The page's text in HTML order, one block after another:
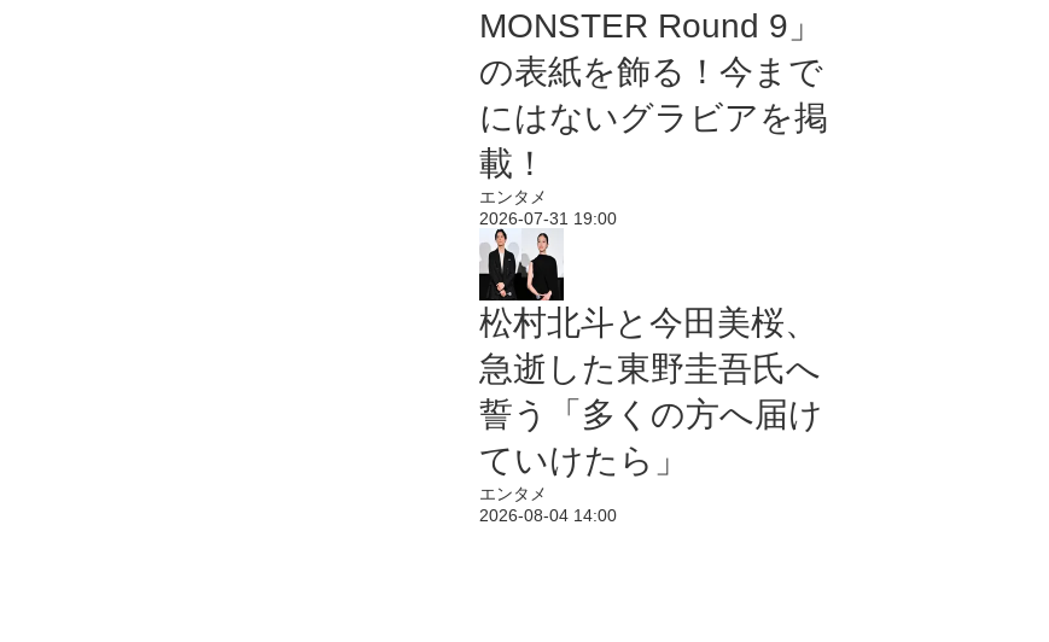
MONSTER Round 9」
の表紙を飾る！今まで
にはないグラビアを掲
載！
エンタメ
2026-07-31 19:00
松村北斗と今田美桜、
急逝した東野圭吾氏へ
誓う「多くの方へ届け
ていけたら」
エンタメ
2026-08-04 14:00